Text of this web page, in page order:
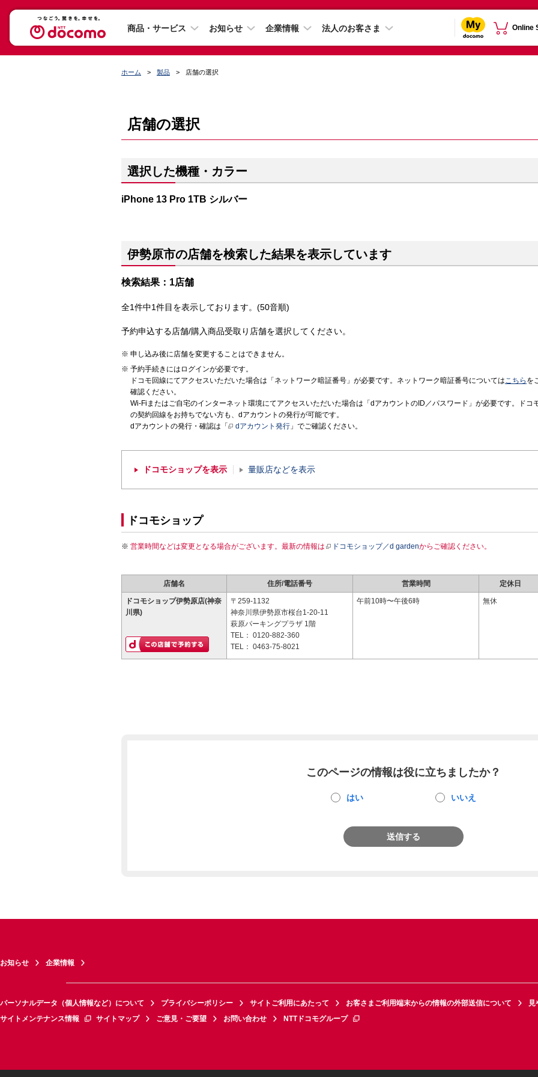
商品・サービス お知らせ 企業情報 法人のお客さま Online
ホーム 製品 店舗の選択
店舗の選択
選択した機種・カラー
iPhone 13 Pro 1TB シルバー
伊勢原市の店舗を検索した結果を表示しています
検索結果：1店舗
全1件中1件目を表示しております。(50音順)
予約申込する店舗/購入商品受取り店舗を選択してください。
申し込み後に店舗を変更することはできません。
予約手続きにはログインが必要です。
ドコモ回線にてアクセスいただいた場合は「ネットワーク暗証番号」が必要です。ネットワーク暗証番号についてはこちら を
確認ください。
Wi-Fiまたはご自宅のインターネット環境にてアクセスいただいた場合は「dアカウントのID／パスワード」が必要です。ドコ
の契約回線をお持ちでない方も、dアカウントの発行が可能です。
dアカウントの発行・確認は「
dアカウント発行 」でご確認ください。
ドコモショップを表示 量販店などを表示
ドコモショップ
営業時間などは変更となる場合がございます。最新の情報は ドコモショップ／d gardenからご確認ください。
店舗名 住所/電話番号 営業時間 定休日
ドコモショップ伊勢原店(神奈
川県)
〒259-1132
神奈川県伊勢原市桜台1-20-11
萩原パーキングプラザ 1階
TEL： 0120-882-360
TEL： 0463-75-8021
午前10時〜午後6時 無休
このページの情報は役に立ちましたか？
はい いいえ
送信する
お知らせ 企業情報
パーソナルデータ（個人情報など）について プライバシーポリシー サイトご利用にあたって お客さまご利用端末からの情報の外部送信について
見
サイトメンテナンス情報
サイトマップ ご意見・ご要望 お問い合わせ NTTドコモグループ